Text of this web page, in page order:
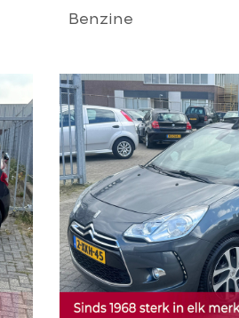
GOED
Benzine